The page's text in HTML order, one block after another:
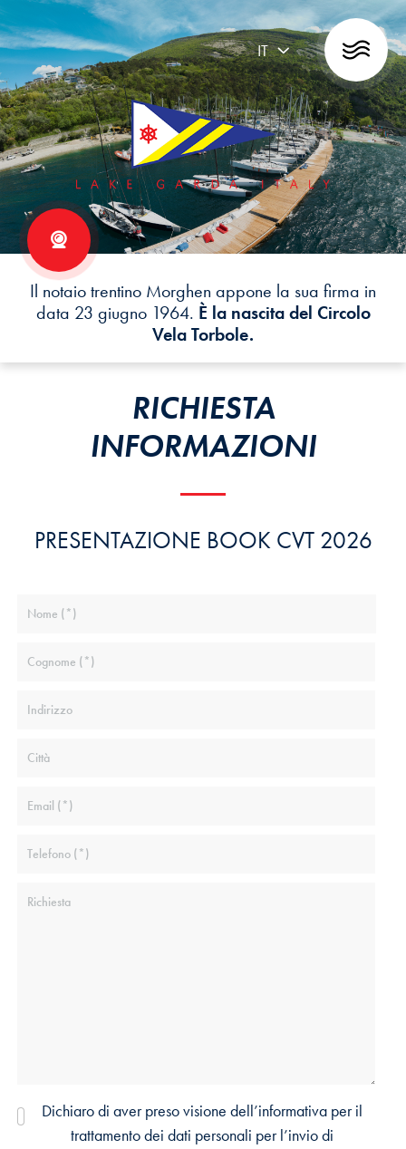
IT
Il notaio trentino Morghen appone la sua firma in
data 23 giugno 1964. È la nascita del Circolo
Vela Torbole.
RICHIESTA
INFORMAZIONI
PRESENTAZIONE BOOK CVT 2026
Dichiaro di aver preso visione dell’informativa per il
trattamento dei dati personali per l’invio di